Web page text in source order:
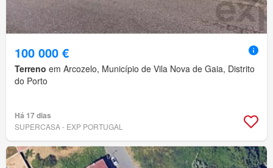
100 000 €
Terreno em Arcozelo, Município de Vila Nova de Gaia, Distrito
do Porto
Há 17 dias
SUPERCASA - EXP PORTUGAL